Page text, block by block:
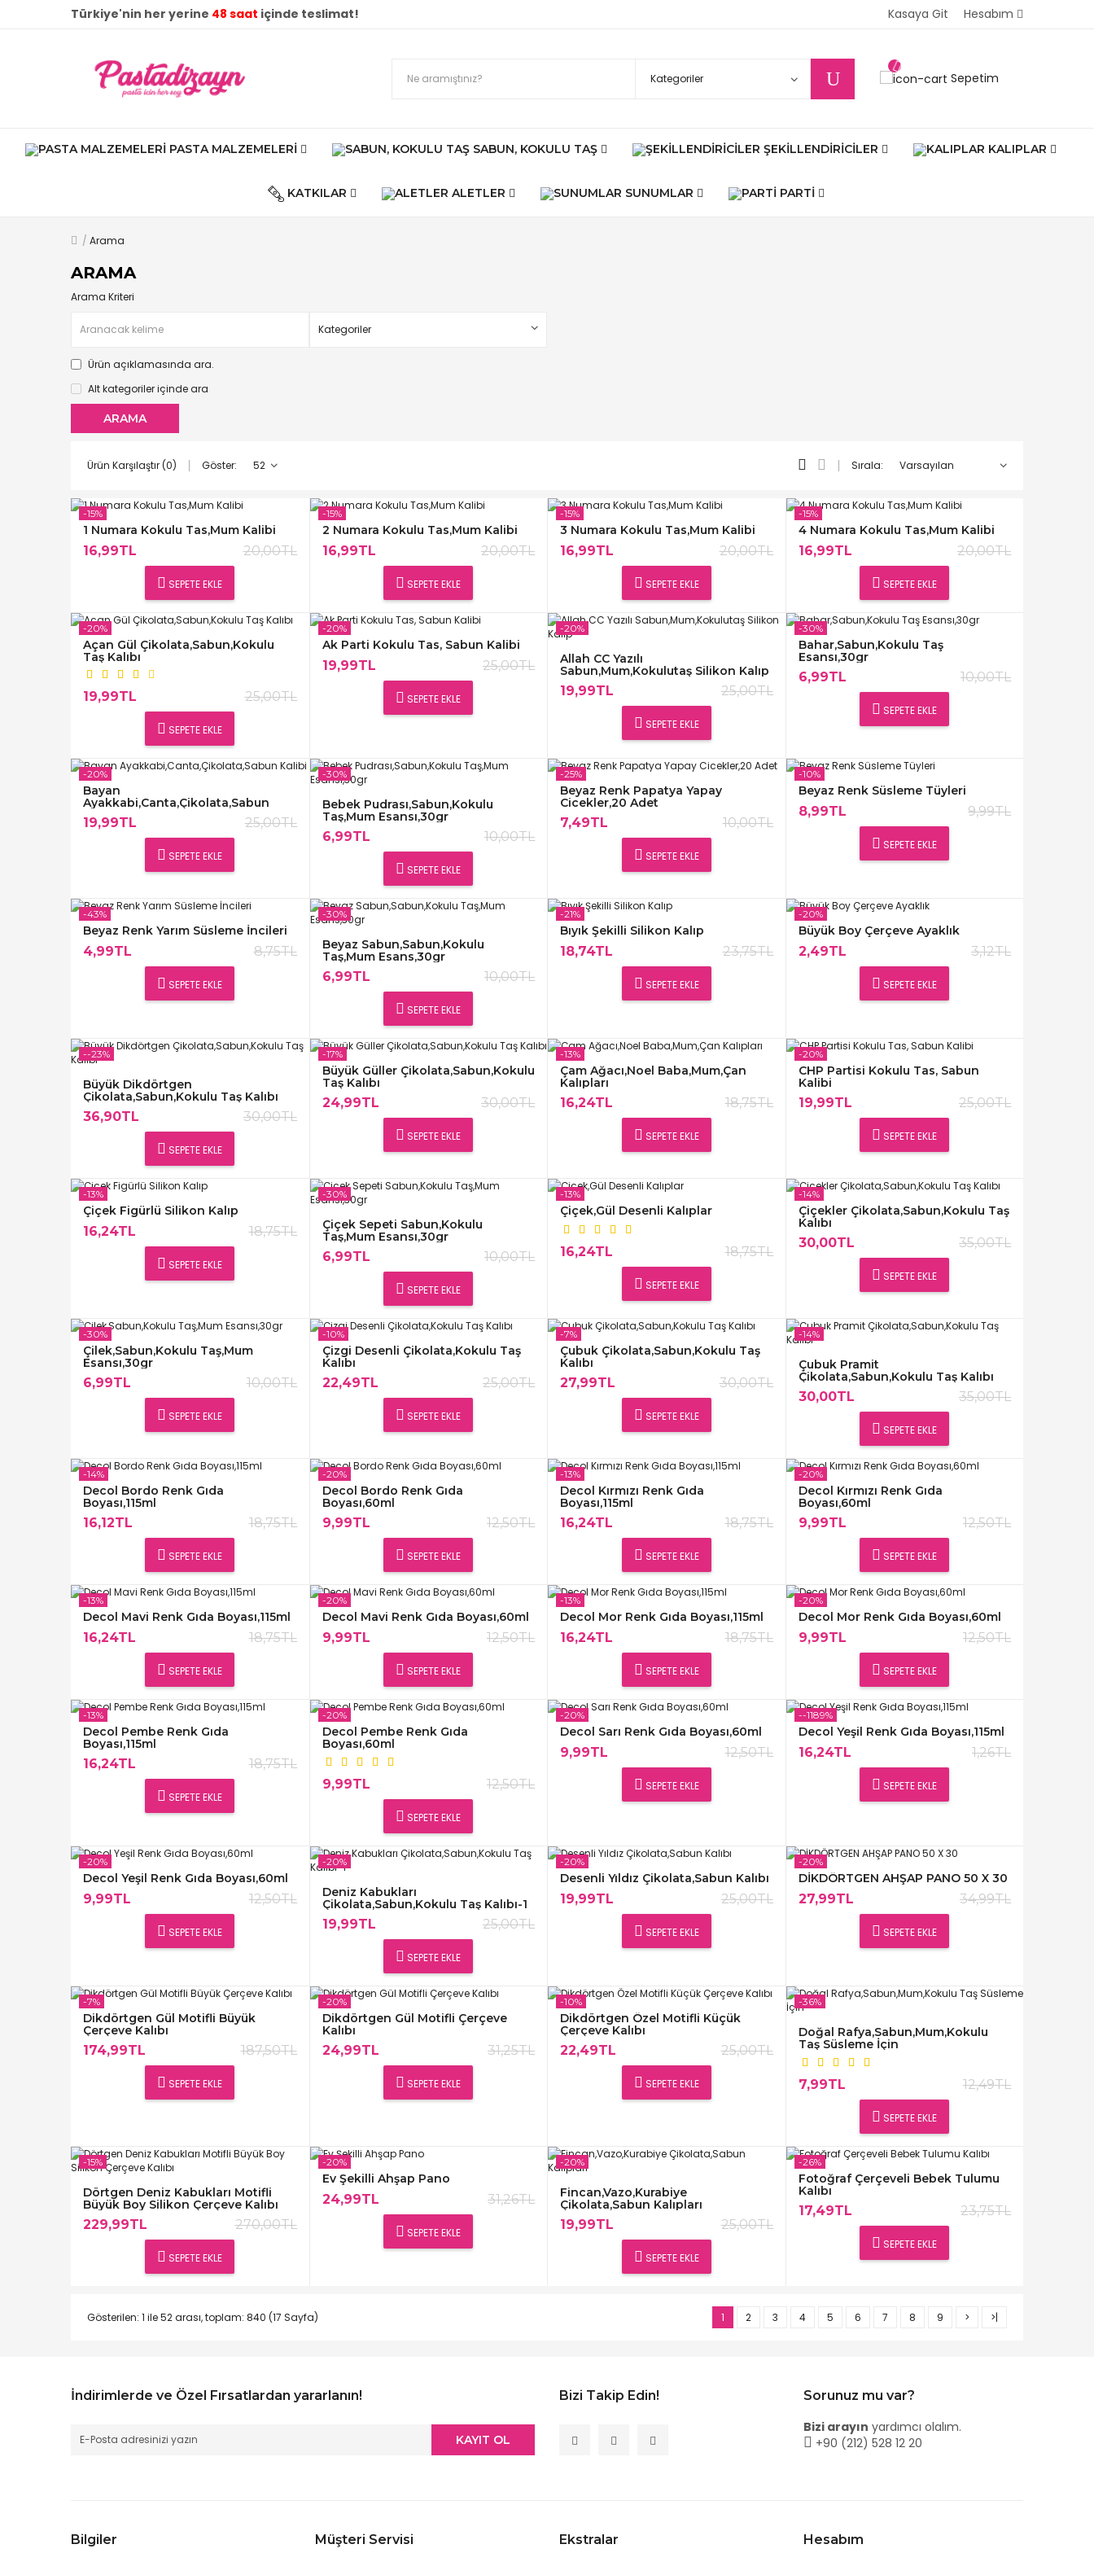
Türkiye'nin her yerine 48 saat içinde teslimat! Kasaya Git Hesabım
Sepetim
PASTA MALZEMELERI SABUN, KOKULU TAŞ ŞEKILLENDIRICILER KALIPLAR
KATKILAR ALETLER SUNUMLAR PARTI
Arama
ARAMA
Arama Kriteri
Ürün açıklamasında ara.
Alt kategoriler içinde ara
Ürün Karşılaştır (0) Göster: Sırala:
1 Numara Kokulu Tas,Mum Kalibi
16,99TL 20,00TL
SEPETE EKLE
-15%
2 Numara Kokulu Tas,Mum Kalibi
16,99TL 20,00TL
SEPETE EKLE
-15%
3 Numara Kokulu Tas,Mum Kalibi
16,99TL 20,00TL
SEPETE EKLE
-15%
4 Numara Kokulu Tas,Mum Kalibi
16,99TL 20,00TL
SEPETE EKLE
-15%
Açan Gül Çikolata,Sabun,Kokulu
Taş Kalıbı
19,99TL 25,00TL
SEPETE EKLE
-20%
Ak Parti Kokulu Tas, Sabun Kalibi
19,99TL 25,00TL
SEPETE EKLE
-20%
Allah CC Yazılı
Sabun,Mum,Kokulutaş Silikon Kalıp
19,99TL 25,00TL
SEPETE EKLE
-20%
Bahar,Sabun,Kokulu Taş
Esansı,30gr
6,99TL 10,00TL
SEPETE EKLE
-30%
Bayan
Ayakkabi,Canta,Çikolata,Sabun
Kalibi
19,99TL 25,00TL
SEPETE EKLE
-20%
Bebek Pudrası,Sabun,Kokulu
Taş,Mum Esansı,30gr
6,99TL 10,00TL
SEPETE EKLE
-30%
Beyaz Renk Papatya Yapay
Cicekler,20 Adet
7,49TL 10,00TL
SEPETE EKLE
-25%
Beyaz Renk Süsleme Tüyleri
8,99TL 9,99TL
SEPETE EKLE
-10%
Beyaz Renk Yarım Süsleme İncileri
4,99TL 8,75TL
SEPETE EKLE
-43%
Beyaz Sabun,Sabun,Kokulu
Taş,Mum Esans,30gr
6,99TL 10,00TL
SEPETE EKLE
-30%
Bıyık Şekilli Silikon Kalıp
18,74TL 23,75TL
SEPETE EKLE
-21%
Büyük Boy Çerçeve Ayaklık
2,49TL 3,12TL
SEPETE EKLE
-20%
Büyük Dikdörtgen
Çikolata,Sabun,Kokulu Taş Kalıbı
36,90TL 30,00TL
SEPETE EKLE
--23%
Büyük Güller Çikolata,Sabun,Kokulu
Taş Kalıbı
24,99TL 30,00TL
SEPETE EKLE
-17%
Çam Ağacı,Noel Baba,Mum,Çan
Kalıpları
16,24TL 18,75TL
SEPETE EKLE
-13%
CHP Partisi Kokulu Tas, Sabun
Kalibi
19,99TL 25,00TL
SEPETE EKLE
-20%
Çiçek Figürlü Silikon Kalıp
16,24TL 18,75TL
SEPETE EKLE
-13%
Çiçek Sepeti Sabun,Kokulu
Taş,Mum Esansı,30gr
6,99TL 10,00TL
SEPETE EKLE
-30%
Çiçek,Gül Desenli Kalıplar
16,24TL 18,75TL
SEPETE EKLE
-13%
Çiçekler Çikolata,Sabun,Kokulu Taş
Kalıbı
30,00TL 35,00TL
SEPETE EKLE
-14%
Çilek,Sabun,Kokulu Taş,Mum
Esansı,30gr
6,99TL 10,00TL
SEPETE EKLE
-30%
Çizgi Desenli Çikolata,Kokulu Taş
Kalıbı
22,49TL 25,00TL
SEPETE EKLE
-10%
Çubuk Çikolata,Sabun,Kokulu Taş
Kalıbı
27,99TL 30,00TL
SEPETE EKLE
-7%
Çubuk Pramit
Çikolata,Sabun,Kokulu Taş Kalıbı
30,00TL 35,00TL
SEPETE EKLE
-14%
Decol Bordo Renk Gıda
Boyası,115ml
16,12TL 18,75TL
SEPETE EKLE
-14%
Decol Bordo Renk Gıda
Boyası,60ml
9,99TL 12,50TL
SEPETE EKLE
-20%
Decol Kırmızı Renk Gıda
Boyası,115ml
16,24TL 18,75TL
SEPETE EKLE
-13%
Decol Kırmızı Renk Gıda
Boyası,60ml
9,99TL 12,50TL
SEPETE EKLE
-20%
Decol Mavi Renk Gıda Boyası,115ml
16,24TL 18,75TL
SEPETE EKLE
-13%
Decol Mavi Renk Gıda Boyası,60ml
9,99TL 12,50TL
SEPETE EKLE
-20%
Decol Mor Renk Gıda Boyası,115ml
16,24TL 18,75TL
SEPETE EKLE
-13%
Decol Mor Renk Gıda Boyası,60ml
9,99TL 12,50TL
SEPETE EKLE
-20%
Decol Pembe Renk Gıda
Boyası,115ml
16,24TL 18,75TL
SEPETE EKLE
-13%
Decol Pembe Renk Gıda
Boyası,60ml
9,99TL 12,50TL
SEPETE EKLE
-20%
Decol Sarı Renk Gıda Boyası,60ml
9,99TL 12,50TL
SEPETE EKLE
-20%
Decol Yeşil Renk Gıda Boyası,115ml
16,24TL 1,26TL
SEPETE EKLE
--1189%
Decol Yeşil Renk Gıda Boyası,60ml
9,99TL 12,50TL
SEPETE EKLE
-20%
Deniz Kabukları
Çikolata,Sabun,Kokulu Taş Kalıbı-1
19,99TL 25,00TL
SEPETE EKLE
-20%
Desenli Yıldız Çikolata,Sabun Kalıbı
19,99TL 25,00TL
SEPETE EKLE
-20%
DİKDÖRTGEN AHŞAP PANO 50 X 30
27,99TL 34,99TL
SEPETE EKLE
-20%
Dikdörtgen Gül Motifli Büyük
Çerçeve Kalıbı
174,99TL 187,50TL
SEPETE EKLE
-7%
Dikdörtgen Gül Motifli Çerçeve
Kalıbı
24,99TL 31,25TL
SEPETE EKLE
-20%
Dikdörtgen Özel Motifli Küçük
Çerçeve Kalıbı
22,49TL 25,00TL
SEPETE EKLE
-10%
Doğal Rafya,Sabun,Mum,Kokulu
Taş Süsleme İçin
7,99TL 12,49TL
SEPETE EKLE
-36%
Dörtgen Deniz Kabukları Motifli
Büyük Boy Silikon Çerçeve Kalıbı
229,99TL 270,00TL
SEPETE EKLE
-15%
Ev Şekilli Ahşap Pano
24,99TL 31,26TL
SEPETE EKLE
-20%
Fincan,Vazo,Kurabiye
Çikolata,Sabun Kalıpları
19,99TL 25,00TL
SEPETE EKLE
-20%
Fotoğraf Çerçeveli Bebek Tulumu
Kalıbı
17,49TL 23,75TL
SEPETE EKLE
-26%
Gösterilen: 1 ile 52 arası, toplam: 840 (17 Sayfa) 1 2 3 4 5 6 7 8 9 > >|
İndirimlerde ve Özel Fırsatlardan yararlanın!
KAYIT OL
Bizi Takip Edin! Sorunuz mu var?
Bizi arayın yardımcı olalım.
+90 (212) 528 12 20
Bilgiler Müşteri Servisi Ekstralar Hesabım